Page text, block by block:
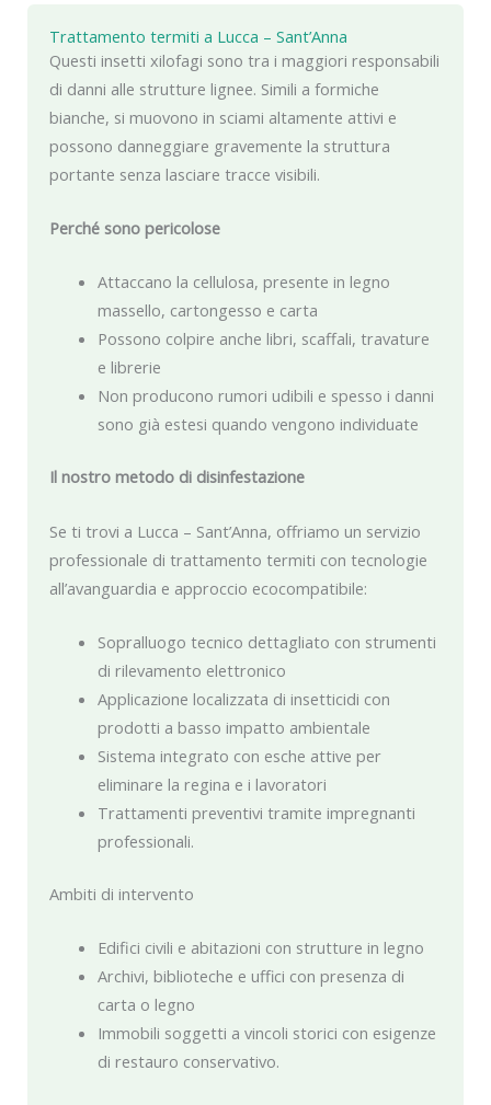
Trattamento termiti a Lucca – Sant’Anna
Questi insetti xilofagi sono tra i maggiori responsabili
di danni alle strutture lignee. Simili a formiche
bianche, si muovono in sciami altamente attivi e
possono danneggiare gravemente la struttura
portante senza lasciare tracce visibili.
Perché sono pericolose
Attaccano la cellulosa, presente in legno
massello, cartongesso e carta
Possono colpire anche libri, scaffali, travature
e librerie
Non producono rumori udibili e spesso i danni
sono già estesi quando vengono individuate
Il nostro metodo di disinfestazione
Se ti trovi a Lucca – Sant’Anna, offriamo un servizio
professionale di trattamento termiti con tecnologie
all’avanguardia e approccio ecocompatibile:
Sopralluogo tecnico dettagliato con strumenti
di rilevamento elettronico
Applicazione localizzata di insetticidi con
prodotti a basso impatto ambientale
Sistema integrato con esche attive per
eliminare la regina e i lavoratori
Trattamenti preventivi tramite impregnanti
professionali.
Ambiti di intervento
Edifici civili e abitazioni con strutture in legno
Archivi, biblioteche e uffici con presenza di
carta o legno
Immobili soggetti a vincoli storici con esigenze
di restauro conservativo.